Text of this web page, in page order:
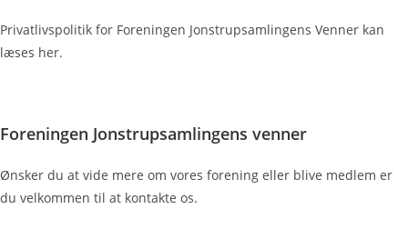
Privatlivspolitik for Foreningen Jonstrupsamlingens Venner kan
læses her.
Foreningen Jonstrupsamlingens venner
Ønsker du at vide mere om vores forening eller blive medlem er
du velkommen til at kontakte os.